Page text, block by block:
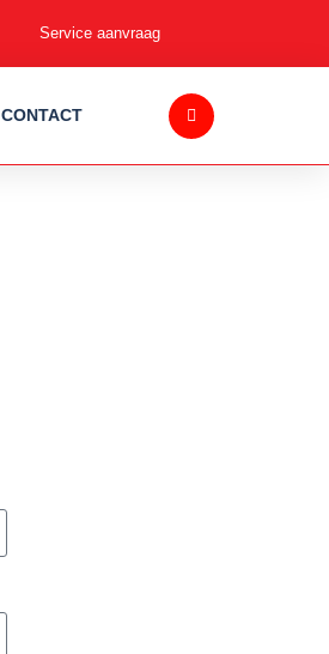
Service aanvraag
CONTACT